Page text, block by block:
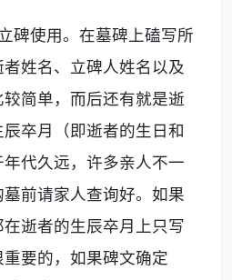
碑使用。在墓碑上磕写所
姓名、立碑人姓名以及
简单，而后还有就是逝
卒月（即逝者的生日和
代久远，许多亲人不一
前请家人查询好。如果
逝者的生辰卒月上只写
要的，如果碑文确定